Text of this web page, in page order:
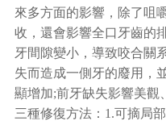
來多方面的影響，除了咀
收，還會影響全口牙齒的
牙間隙變小，導致咬合關
失而造成一側牙的廢用，
顯增加;前牙缺失影響美觀
三種修復方法：1.可摘局